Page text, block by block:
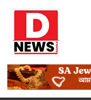
Dnews
#Medinipur24X7News